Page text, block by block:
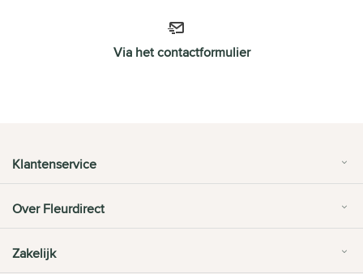
Via het contactformulier
Klantenservice
Over Fleurdirect
Zakelijk